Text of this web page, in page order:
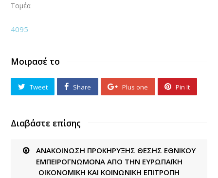
Τομέα
4095
Μοιρασέ το
Tweet Share Plus one Pin It
Διαβάστε επίσης
ΑΝΑΚΟΙΝΩΣΗ ΠΡΟΚΗΡΥΞΗΣ ΘΕΣΗΣ ΕΘΝΙΚΟΥ
ΕΜΠΕΙΡΟΓΝΩΜΟΝΑ ΑΠΟ ΤΗΝ ΕΥΡΩΠΑΪΚΗ
ΟΙΚΟΝΟΜΙΚΗ ΚΑΙ ΚΟΙΝΩΝΙΚΗ ΕΠΙΤΡΟΠΗ